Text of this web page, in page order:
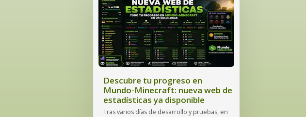
Descubre tu progreso en
Mundo-Minecraft: nueva web de
estadísticas ya disponible
Tras varios días de desarrollo y pruebas, en